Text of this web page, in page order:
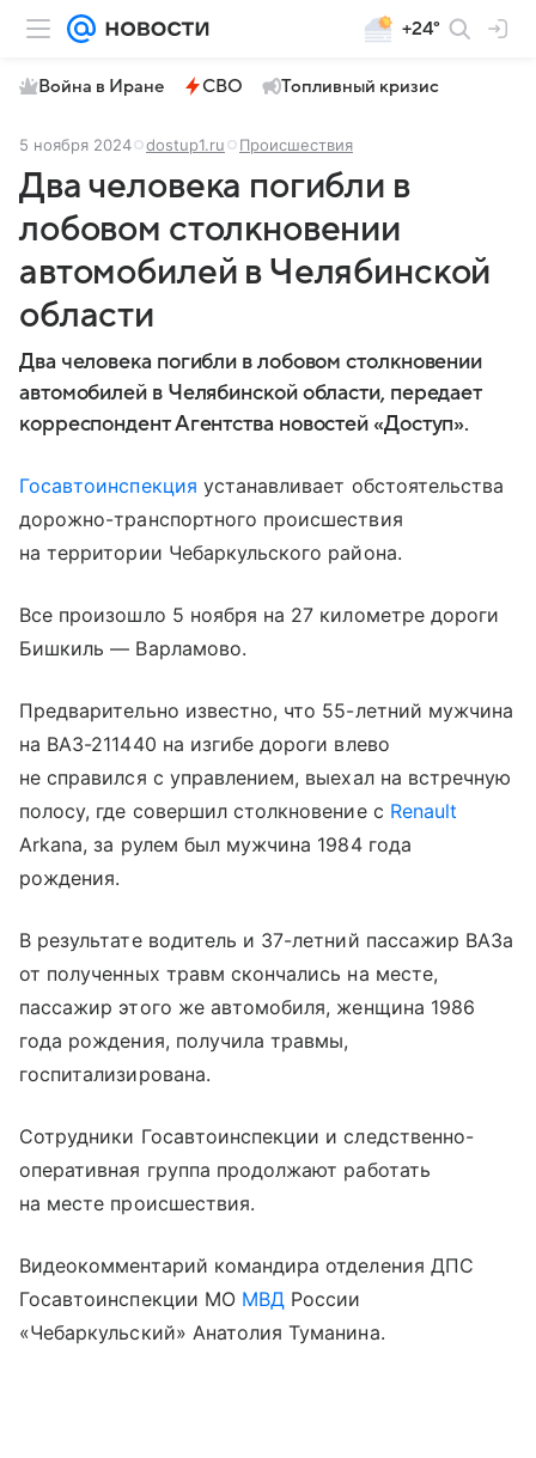
+24°
Война в Иране СВО Топливный кризис
5 ноября 2024 dostup1.ru Происшествия
Два человека погибли в
лобовом столкновении
автомобилей в Челябинской
области
Два человека погибли в лобовом столкновении
автомобилей в Челябинской области, передает
корреспондент Агентства новостей «Доступ».
Госавтоинспекция устанавливает обстоятельства
дорожно-транспортного происшествия
на территории Чебаркульского района.
Все произошло 5 ноября на 27 километре дороги
Бишкиль — Варламово.
Предварительно известно, что 55-летний мужчина
на ВАЗ-211440 на изгибе дороги влево
не справился с управлением, выехал на встречную
полосу, где совершил столкновение с Renault
Arkana, за рулем был мужчина 1984 года
рождения.
В результате водитель и 37-летний пассажир ВАЗа
от полученных травм скончались на месте,
пассажир этого же автомобиля, женщина 1986
года рождения, получила травмы,
госпитализирована.
Сотрудники Госавтоинспекции и следственно-
оперативная группа продолжают работать
на месте происшествия.
Видеокомментарий командира отделения ДПС
Госавтоинспекции МО МВД России
«Чебаркульский» Анатолия Туманина.